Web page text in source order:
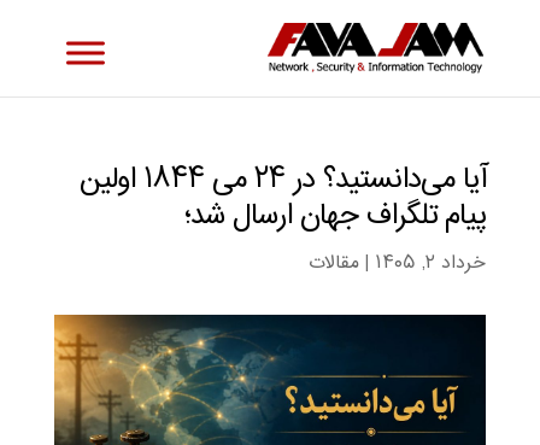
آیا می‌دانستید؟ در ۲۴ می ۱۸۴۴ اولین
پیام تلگراف جهان ارسال شد؛
خرداد ۲, ۱۴۰۵ |مقالات